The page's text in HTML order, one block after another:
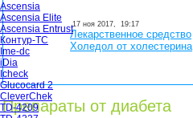
Ascensia
Ascensia Elite
Ascensia Entrust
Контур-ТС
Ime-dc
iDia
Icheck
Glucocard 2
CleverChek
TD-4209
17 ноя 2017, 19:17
Лекарственное средство
Холедол от холестерина
Препараты от диабета